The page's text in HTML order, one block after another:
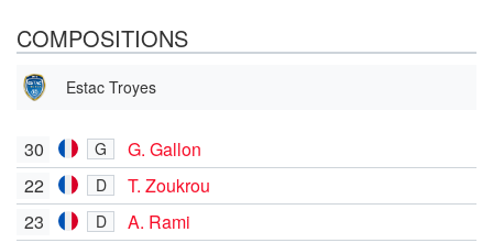
COMPOSITIONS
Estac Troyes
30 G
G. Gallon
22
D
T. Zoukrou
23
D
A. Rami